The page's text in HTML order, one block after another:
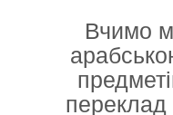
Вчимо
переклад